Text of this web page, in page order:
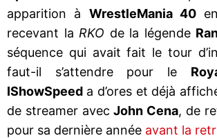
apparition à WrestleMania 40
recevant la RKO de la légende
séquence qui avait fait le tour
faut-il s’attendre pour le
IShowSpeed a d’ores et déjà
de streamer avecJohn Cena, de
pour sa dernière année avant la